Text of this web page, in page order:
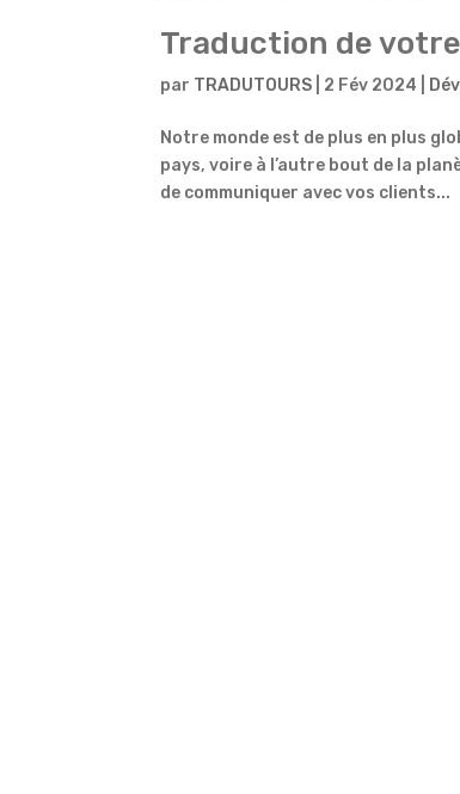
Traduction de
par TRADUTOURS 2 Fév 2024
Notre monde est de plus en plus
pays, voire à l’autre bout de la
de communiquer avec vos clients...